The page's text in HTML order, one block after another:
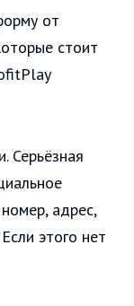
от
стоит
Серьёзная
адрес,
этого нет